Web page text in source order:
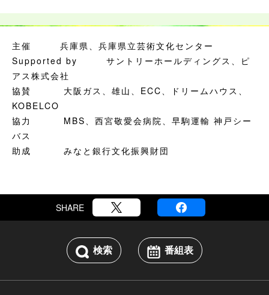
主催 兵庫県、兵庫県立芸術文化センター
Supported by サントリーホールディングス、ピ
アス株式会社
協賛 大阪ガス、雄山、ECC、ドリームハウス、
KOBELCO
協力 MBS、西宮敬愛会病院、早駒運輸 神戸シー
バス
助成 みなと銀行文化振興財団
SHARE
検索 番組表